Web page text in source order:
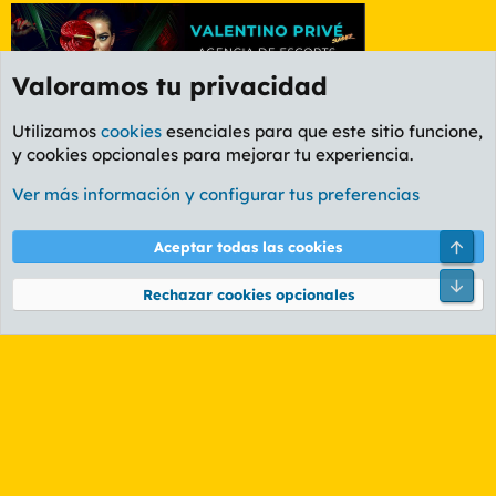
Foro General
Cookies
PL OLDSTYLE AMARILLO
Términos y reglas Política de privacidad Ayuda
Community platform by XenForo® © 2010-2026 XenForo Ltd.
Valoramos tu privacidad
Utilizamos cookies esenciales para que este sitio funcione,
y cookies opcionales para mejorar tu experiencia.
Ver más información y configurar tus preferencias
Aceptar todas las cookies
Rechazar cookies opcionales
Pie